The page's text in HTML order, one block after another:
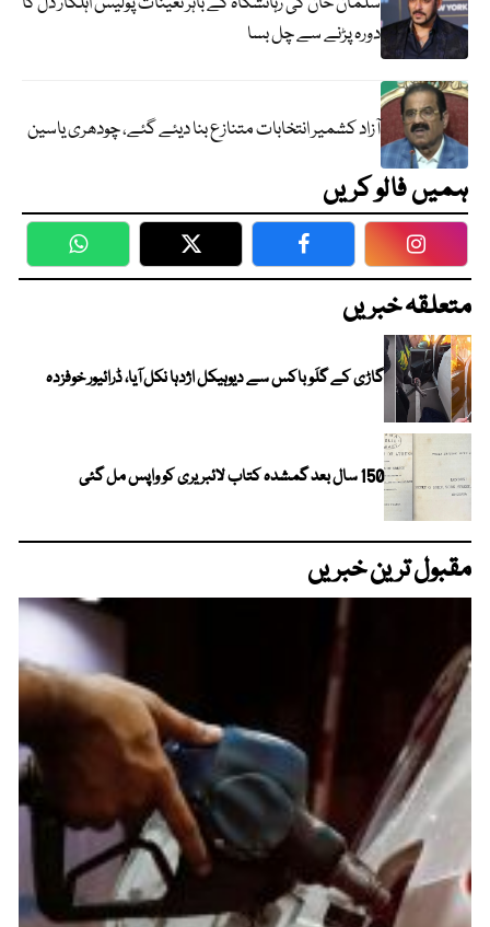
دورہ پڑنے سے چل بسا
آزاد کشمیر انتخابات متنازع بنا دیئے گئے، چودھری یاسین
ہمیں فالو کریں
WhatsApp Twitter Facebook
متعلقہ خبریں
گاڑی کے گلَو باکس سے دیوہیکل اژدہا نکل آیا، ڈرائیور خوفزدہ
150 سال بعد گمشدہ کتاب لائبریری کو واپس مل گئی
مقبول ترین خبریں